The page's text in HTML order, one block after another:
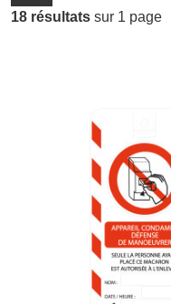
18 résultats sur 1 page